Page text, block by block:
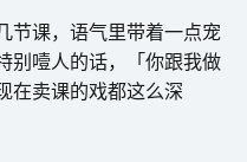
节课，语气里带着一点宠
别噎人的话，「你跟我做
在卖课的戏都这么深